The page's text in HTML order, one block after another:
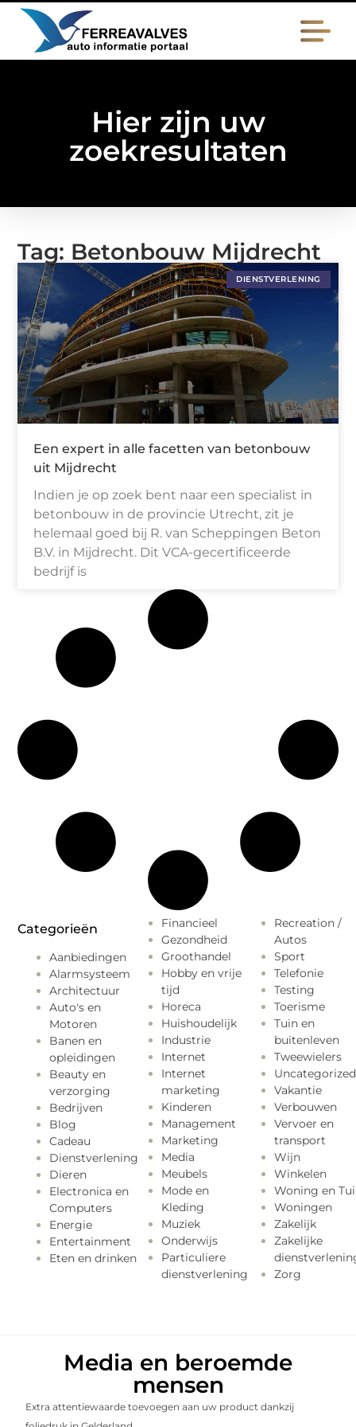
Hier zijn uw
zoekresultaten
Tag: Betonbouw Mijdrecht
DIENSTVERLENING
Een expert in alle facetten van betonbouw
uit Mijdrecht
Indien je op zoek bent naar een specialist in
betonbouw in de provincie Utrecht, zit je
helemaal goed bij R. van Scheppingen Beton
B.V. in Mijdrecht. Dit VCA-gecertificeerde
bedrijf is
Categorieën
Aanbiedingen
Alarmsysteem
Architectuur
Auto's en
Motoren
Banen en
opleidingen
Beauty en
verzorging
Bedrijven
Blog
Cadeau
Dienstverlening
Dieren
Electronica en
Computers
Energie
Entertainment
Eten en drinken
Financieel
Gezondheid
Groothandel
Hobby en vrije
tijd
Horeca
Huishoudelijk
Industrie
Internet
Internet
marketing
Kinderen
Management
Marketing
Media
Meubels
Mode en
Kleding
Muziek
Onderwijs
Particuliere
dienstverlening
Recreation /
Autos
Sport
Telefonie
Testing
Toerisme
Tuin en
buitenleven
Tweewielers
Uncategorized
Vakantie
Verbouwen
Vervoer en
transport
Wijn
Winkelen
Woning en
Woningen
Zakelijk
Zakelijke
Zorg
Media en beroemde
mensen
Extra attentiewaarde toevoegen aan uw product dankzij